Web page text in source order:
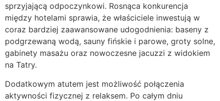
sprzyjającą odpoczynkowi. Rosnąca konkurencja
między hotelami sprawia, że właściciele inwestują w
coraz bardziej zaawansowane udogodnienia: baseny z
podgrzewaną wodą, sauny fińskie i parowe, groty solne,
gabinety masażu oraz nowoczesne jacuzzi z widokiem
na Tatry.
Dodatkowym atutem jest możliwość połączenia
aktywności fizycznej z relaksem. Po całym dniu